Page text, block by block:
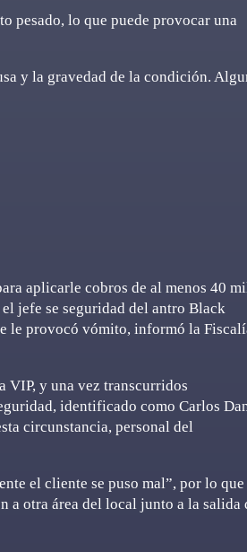
pesado, lo que puede provocar una
y la gravedad de la condición.
aplicarle cobros de al menos 40
jefe se seguridad del antro Black
le provocó vómito, informó la
VIP, y una vez transcurridos
identificado como Carlos
circunstancia, personal del
el cliente se puso mal”, por lo que
a otra área del local junto a la salida